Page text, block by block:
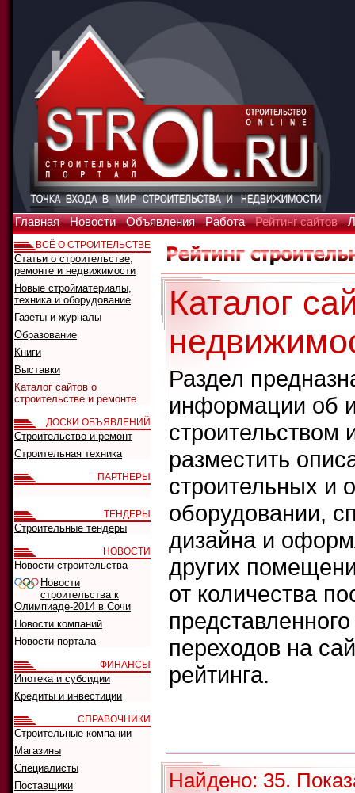
Главная Новости Объявления Работа Рейтинг сайтов
Каталог
Раздел
информации об
разместить
строительных и
оборудовании,
дизайна и
других
от количества
переходов на
рейтинга.
Найдено: 35.
ВСЁ О СТРОИТЕЛЬСТВЕ
Статьи о строительстве,
ремонте и недвижимости
Новые стройматериалы,
техника и оборудование
Газеты и журналы
Образование
Книги
Выставки
Каталог сайтов о
строительстве и ремонте
ДОСКИ ОБЪЯВЛЕНИЙ
Строительство и ремонт
Строительная техника
ПАРТНЕРЫ
ТЕНДЕРЫ
Строительные тендеры
НОВОСТИ
Новости строительства
Новости
строительства к
Олимпиаде-2014 в Сочи
Новости компаний
Новости портала
ФИНАНСЫ
Ипотека и субсидии
Кредиты и инвестиции
СПРАВОЧНИКИ
Строительные компании
Магазины
Специалисты
Поставщики